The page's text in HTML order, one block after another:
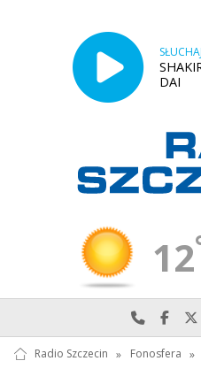
DAI
12
Radio Szczecin » Fonosfera »